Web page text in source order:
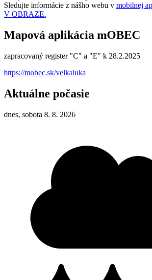
Sledujte informácie z nášho webu v mobilnej
V OBRAZE.
Mapová aplikácia mOBEC
zapracovaný register "C" a "E" k 28.2.2025
https://mobec.sk/velkaluka
Aktuálne počasie
dnes, sobota 8. 8. 2026